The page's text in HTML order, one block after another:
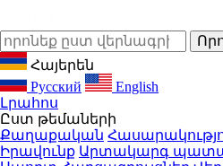
Հայերեն
Русский
English
Լրահոս
Ըստ թեմաների
Քաղաքական
Իրավունք Արտակարգ